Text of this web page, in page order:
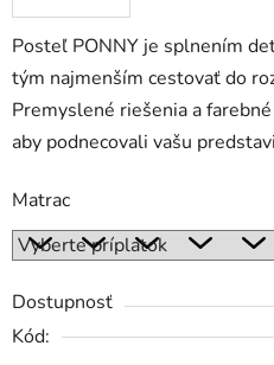
Posteľ PONNY je splnením
tým najmenším cestovať do
Premyslené riešenia a
aby podnecovali vašu
Matrac
Dostupnosť
Kód: